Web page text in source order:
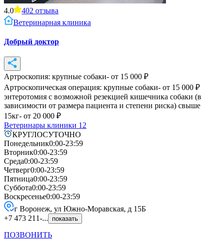
4.0 402 отзыва
Ветеринарная клиника
Добрый доктор
Артроскопия: крупные собаки- от 15 000 ₽
Артроскопическая операция: крупные собаки- от 15 000 ₽
энтеротомия с возможной резекцией кишечника собаки (в
зависимости от размера пациента и степени риска) свыше
15кг- от 20 000 ₽
Ветеринары клиники 12
КРУГЛОСУТОЧНО
Понедельник0:00-23:59
Вторник0:00-23:59
Среда0:00-23:59
Четверг0:00-23:59
Пятница0:00-23:59
Суббота0:00-23:59
Воскресенье0:00-23:59
г Воронеж, ул Южно-Моравская, д 15Б
+7 473 211-...
показать
ПОЗВОНИТЬ